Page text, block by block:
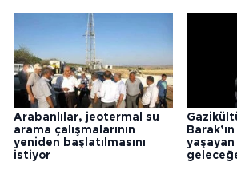
Arabanlılar, jeotermal su
arama çalışmalarının
yeniden başlatılmasını
istiyor
yaşayan